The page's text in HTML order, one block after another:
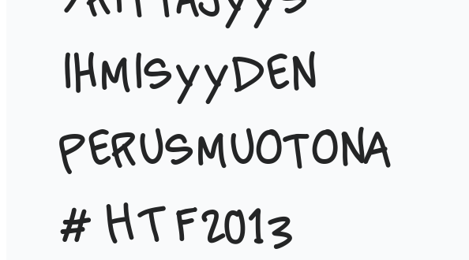
ihmisyyden
perusmuotona
#HTF2013